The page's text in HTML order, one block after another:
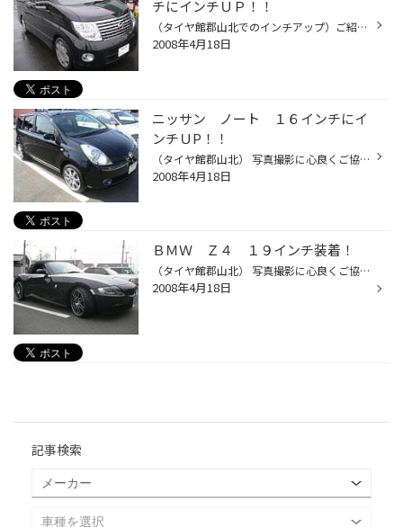
チにインチＵＰ！！
（タイヤ館郡山北でのインチアップ）ご紹介！！ 写真撮影に心良くご協力して頂き誠にありがとうございます。 ●車種：ニッサン・エルグランド ●アルミホイール（ＷＯＲＫ・ＬＳ５０７・コモドア） サイズ：フロント/リア：１９インチ×８、０Ｊ オフセット：（フロント/リア：＋３８） ＰＣＤ：１１４...
2008年4月18日
ニッサン ノート １６インチにイ
ンチＵP！！
（タイヤ館郡山北） 写真撮影に心良くご協力して頂き誠にありがとうございました。 今、人気のコンパクトカー！！ニッサン・ノート！！ 今回、１６インチにインチアップ！！！！！！。 ★（日産・ノート）★ ●アルミホイール（ＯＺレーシング・ミケランジェロ・１） サイズ：フロント/リア：１６イン...
2008年4月18日
ＢＭＷ Ｚ４ １９インチ装着！
（タイヤ館郡山北） 写真撮影に心良くご協力して頂き誠にありがとうございます。 さて！この度、郡山北店で仕上げさせて頂きました ★（ＢＭＷ・Ｚ４）★ ●アルミホイール（シュミーデン・インディヴィ） サイズ：フロント/リア：１９インチ×８、５Ｊ オフセット：（フロント＋３５） （リア＋４３） ...
2008年4月18日
記事検索